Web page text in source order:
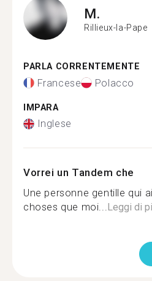
M.
Rillieux-la-Pape
PARLA CORRENTEMENTE
Francese Polacco
IMPARA
Inglese
Vorrei un Tandem che
Une personne gentille qui
choses que moi...Leggi di